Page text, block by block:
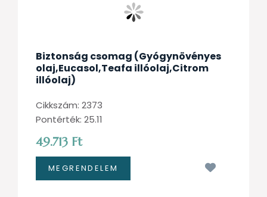
Biztonság csomag (Gyógynövényes
olaj,Eucasol,Teafa illóolaj,Citrom
illóolaj)
Cikkszám: 2373
Pontérték: 25.11
49.713 Ft